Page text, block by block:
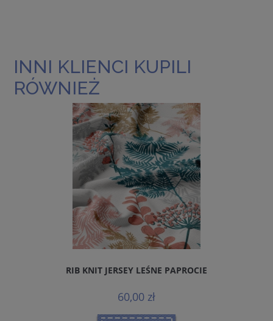
INNI KLIENCI KUPILI
RÓWNIEŻ
RIB KNIT JERSEY LEŚNE PAPROCIE
60,00 zł